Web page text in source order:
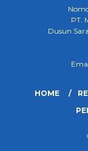
PT.
Dusun
HOME